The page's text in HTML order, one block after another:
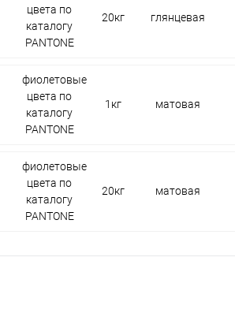
цвета по
каталогу
PANTONE
20кг глянцевая
фиолетовые
цвета по
каталогу
PANTONE
1кг матовая
фиолетовые
цвета по
каталогу
PANTONE
20кг матовая